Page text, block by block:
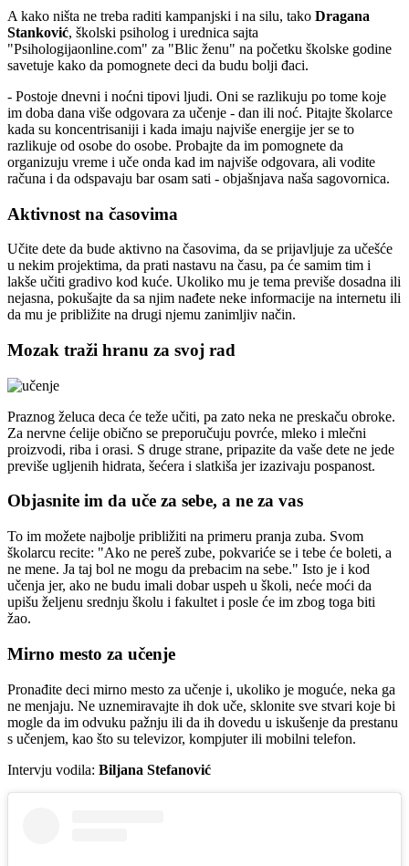
A kako ništa ne treba raditi kampanjski i na silu, tako Dragana
Stanković, školski psiholog i urednica sajta
"Psihologijaonline.com" za "Blic ženu" na početku školske godine
savetuje kako da pomognete deci da budu bolji đaci.
- Postoje dnevni i noćni tipovi ljudi. Oni se razlikuju po tome koje
im doba dana više odgovara za učenje - dan ili noć. Pitajte školarce
kada su koncentrisaniji i kada imaju najviše energije jer se to
razlikuje od osobe do osobe. Probajte da im pomognete da
organizuju vreme i uče onda kad im najviše odgovara, ali vodite
računa i da odspavaju bar osam sati - objašnjava naša sagovornica.
Aktivnost na časovima
Učite dete da bude aktivno na časovima, da se prijavljuje za učešće
u nekim projektima, da prati nastavu na času, pa će samim tim i
lakše učiti gradivo kod kuće. Ukoliko mu je tema previše dosadna ili
nejasna, pokušajte da sa njim nađete neke informacije na internetu ili
da mu je približite na drugi njemu zanimljiv način.
Mozak traži hranu za svoj rad
Praznog želuca deca će teže učiti, pa zato neka ne preskaču obroke.
Za nervne ćelije obično se preporučuju povrće, mleko i mlečni
proizvodi, riba i orasi. S druge strane, pripazite da vaše dete ne jede
previše ugljenih hidrata, šećera i slatkiša jer izazivaju pospanost.
Objasnite im da uče za sebe, a ne za vas
To im možete najbolje približiti na primeru pranja zuba. Svom
školarcu recite: "Ako ne pereš zube, pokvariće se i tebe će boleti, a
ne mene. Ja taj bol ne mogu da prebacim na sebe." Isto je i kod
učenja jer, ako ne budu imali dobar uspeh u školi, neće moći da
upišu željenu srednju školu i fakultet i posle će im zbog toga biti
žao.
Mirno mesto za učenje
Pronađite deci mirno mesto za učenje i, ukoliko je moguće, neka ga
ne menjaju. Ne uznemiravajte ih dok uče, sklonite sve stvari koje bi
mogle da im odvuku pažnju ili da ih dovedu u iskušenje da prestanu
s učenjem, kao što su televizor, kompjuter ili mobilni telefon.
Intervju vodila: Biljana Stefanović